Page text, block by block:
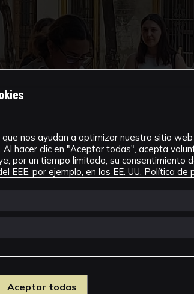
nos ayudan a optimizar nuestro sitio
Al hacer clic en "Aceptar todas", acepta
por un tiempo limitado, su consentimiento
EEE, por ejemplo, en los EE. UU. Política de
Aceptar todas